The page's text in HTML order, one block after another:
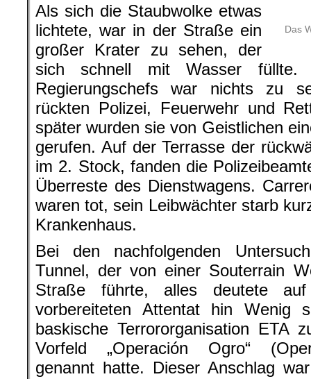
Das
Als sich die Staubwolke etwas
lichtete, war in der Straße ein
großer Krater zu sehen, der
sich schnell mit Wasser füllte.
Regierungschefs war nichts zu
rückten Polizei, Feuerwehr und
später wurden sie von Geistlichen
gerufen. Auf der Terrasse der
im 2. Stock, fanden die
Überreste des Dienstwagens.
waren tot, sein Leibwächter starb
Krankenhaus.
Bei den nachfolgenden
Tunnel, der von einer Souterrain
Straße führte, alles deutete
vorbereiteten Attentat hin Wenig
baskische Terrororganisation ETA
Vorfeld „Operación Ogro“
genannt hatte. Dieser Anschlag